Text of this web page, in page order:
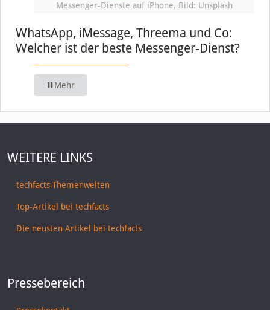
Messenger-Dienste auf iPhone, Bild: Unsplash
WhatsApp, iMessage, Threema und Co:
Welcher ist der beste Messenger-Dienst?
Mehr
WEITERE LINKS
techfacts-Themenwelten
Top-Artikel bei techfacts
Die neusten Artikel bei techfacts
Pressebereich